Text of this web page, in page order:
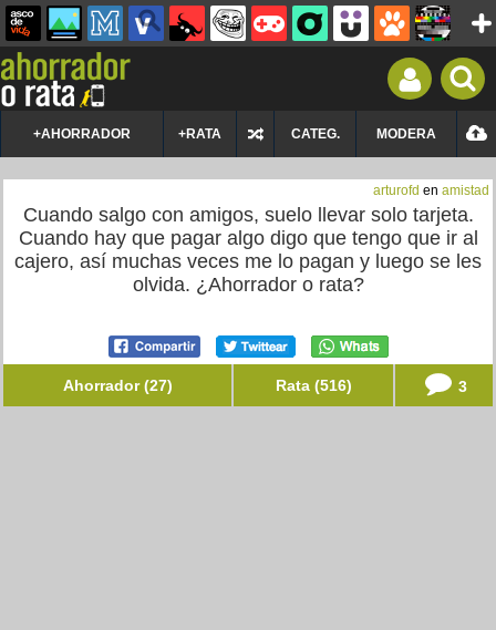
+AHORRADOR +RATA CATEG. MODERA
arturofd en amistad
Cuando salgo con amigos, suelo llevar solo tarjeta.
Cuando hay que pagar algo digo que tengo que ir al
cajero, así muchas veces me lo pagan y luego se les
olvida. ¿Ahorrador o rata?
Ahorrador (27) Rata (516) 3